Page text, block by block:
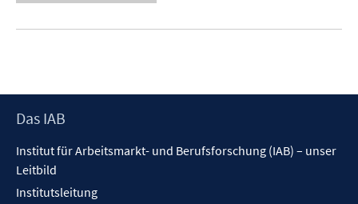
Footer
Das IAB
Institut für Arbeitsmarkt- und Berufsforschung (IAB) – unser
Leitbild
Institutsleitung